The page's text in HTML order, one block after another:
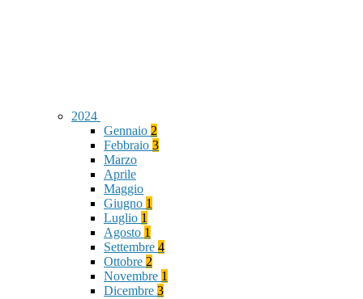
2024
Gennaio 2
Febbraio 3
Marzo
Aprile
Maggio
Giugno 1
Luglio 1
Agosto 1
Settembre 4
Ottobre 2
Novembre 1
Dicembre 3